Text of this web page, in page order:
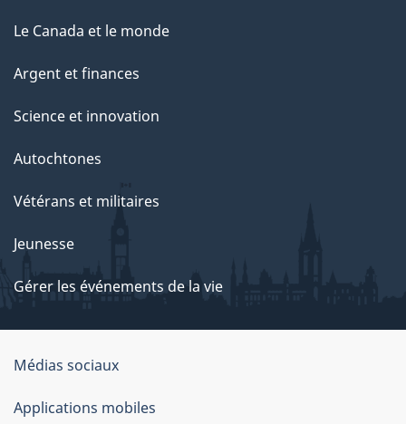
Le Canada et le monde
Argent et finances
Science et innovation
Autochtones
Vétérans et militaires
Jeunesse
Gérer les événements de la vie
Organisation
du
Médias sociaux
Applications mobiles